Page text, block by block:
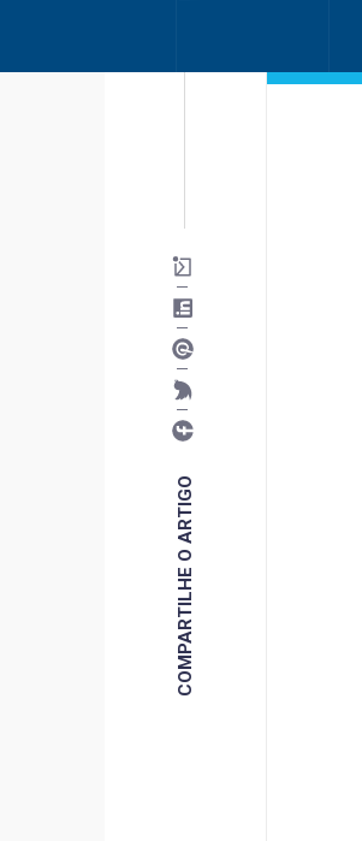
COMPARTILHE O ARTIGO